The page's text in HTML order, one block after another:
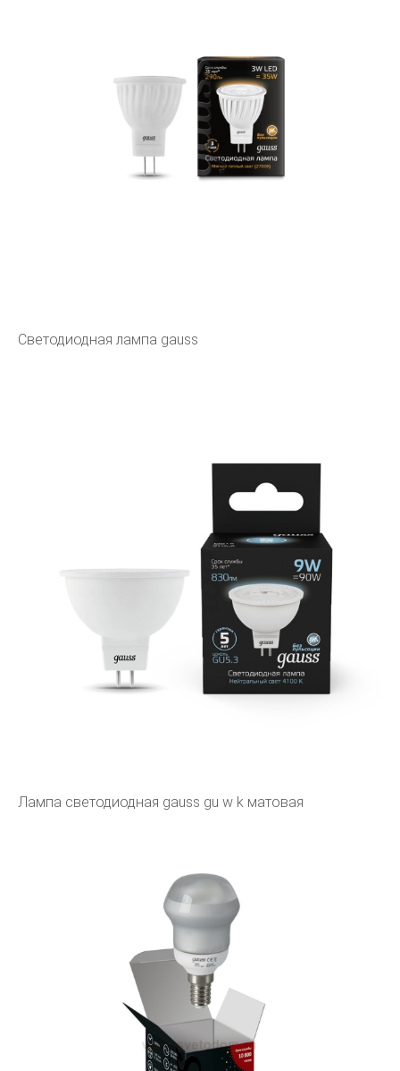
Светодиодная лампа gauss
Лампа светодиодная gauss gu w k матовая